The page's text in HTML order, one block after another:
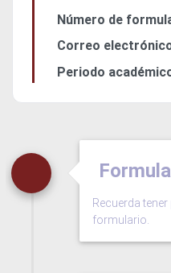
Número de
Correo
Periodo
Recuerda
formulario.